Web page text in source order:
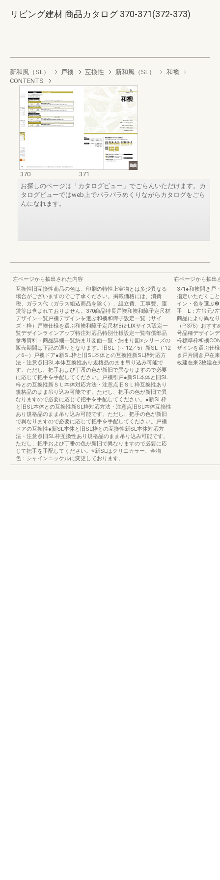
リビング建材 商品カタログ 370-371(372-373)
新和風（SL） 戸襖 互換性 新和風（SL）
和襖
CONTENTS
370
371
お探しのページは「カタログビュー」でごらんいただけます。カ
タログビューではweb上でパラパラめくりながらカタログをごら
んになれます。
左ページから抽出された内容
互換性旧互換性商品の色は、印刷の特性上実物とは多少異なる
場合がございますのでご了承ください。掲載価格には、消費
税、ガラス代（ガラス組込商品を除く）、組立費、工事費、運
賃等は含まれておりません。370商品特長戸襖和襖和障子定尺材
デザイン一覧戸襖デザインを選ぶ和襖和障子設定一覧（サイ
ズ・枠）戸襖仕様を選ぶ和襖和障子定尺材Biz-LIXサイズ設定一
覧デザインラインアップ特注対応品特別仕様設定一覧有償部品
参考資料・商品詳細一覧納まり図面一覧・納まり図※シリーズの
販売期間は下記の通りとなります。旧SL（∼’12／5）新SL（’12
／6∼）戸襖ドア●新SL枠と旧SL本体との互換性新SL枠対応方
法・注意点旧SL本体互換性あり規格品のまま吊り込み可能で
す。ただし、把手および丁番の色が新旧で異なりますので必要
に応じて把手を手配してください。戸襖引戸●新SL本体と旧SL
枠との互換性新ＳＬ本体対応方法・注意点旧ＳＬ枠互換性あり
規格品のまま吊り込み可能です。ただし、把手の色が新旧で異
なりますので必要に応じて把手を手配してください。●新SL枠
と旧SL本体との互換性新SL枠対応方法・注意点旧SL本体互換性
あり規格品のまま吊り込み可能です。ただし、把手の色が新旧
で異なりますので必要に応じて把手を手配してください。戸襖
ドアの互換性●新SL本体と旧SL枠との互換性新SL本体対応方
法・注意点旧SL枠互換性あり規格品のまま吊り込み可能です。
ただし、把手および丁番の色が新旧で異なりますので必要に応
じて把手を手配してください。※新SLはクリエカラー、金物
色：シャインニッケルに変更しております。
右ページから抽出
371●和襖開き戸
指定いただくこ
イン・色を選ぶ
手 L：左吊元/左
商品により異な
（P.375）おす
号品種デザイン
枠標準枠和襖
ザインを選ぶ仕
き戸片開き戸在
枚建在来2枚建在